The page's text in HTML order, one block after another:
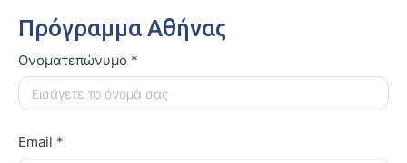
Πρόγραμμα Αθήνας
Ονοματεπώνυμο *
Email *